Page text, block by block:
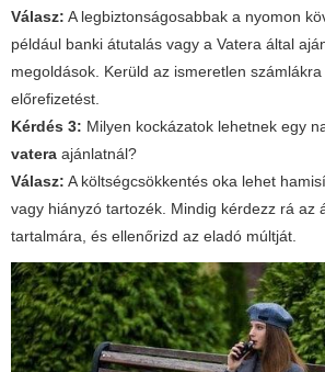
Válasz: A legbiztonságosabbak a nyomon
például banki átutalás vagy a Vatera által
megoldások. Kerüld az ismeretlen
előrefizetést.
Kérdés 3: Milyen kockázatok lehetnek egy
vatera ajánlatnál?
Válasz: A költségcsökkentés oka lehet
vagy hiányzó tartozék. Mindig kérdezz rá az
tartalmára, és ellenőrizd az eladó múltját.